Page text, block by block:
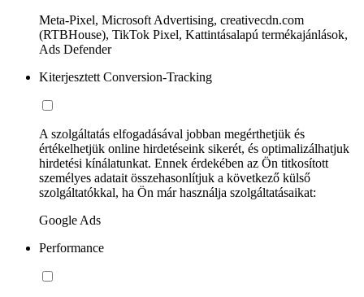
Meta-Pixel, Microsoft Advertising, creativecdn.com
(RTBHouse), TikTok Pixel, Kattintásalapú termékajánlások,
Ads Defender
Kiterjesztett Conversion-Tracking
A szolgáltatás elfogadásával jobban megérthetjük és
értékelhetjük online hirdetéseink sikerét, és optimalizálhatjuk
hirdetési kínálatunkat. Ennek érdekében az Ön titkosított
személyes adatait összehasonlítjuk a következő külső
szolgáltatókkal, ha Ön már használja szolgáltatásaikat:
Google Ads
Performance